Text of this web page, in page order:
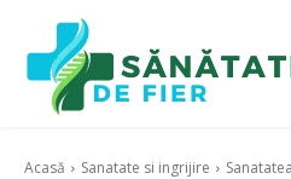
Acasă Sanatate si ingrijire